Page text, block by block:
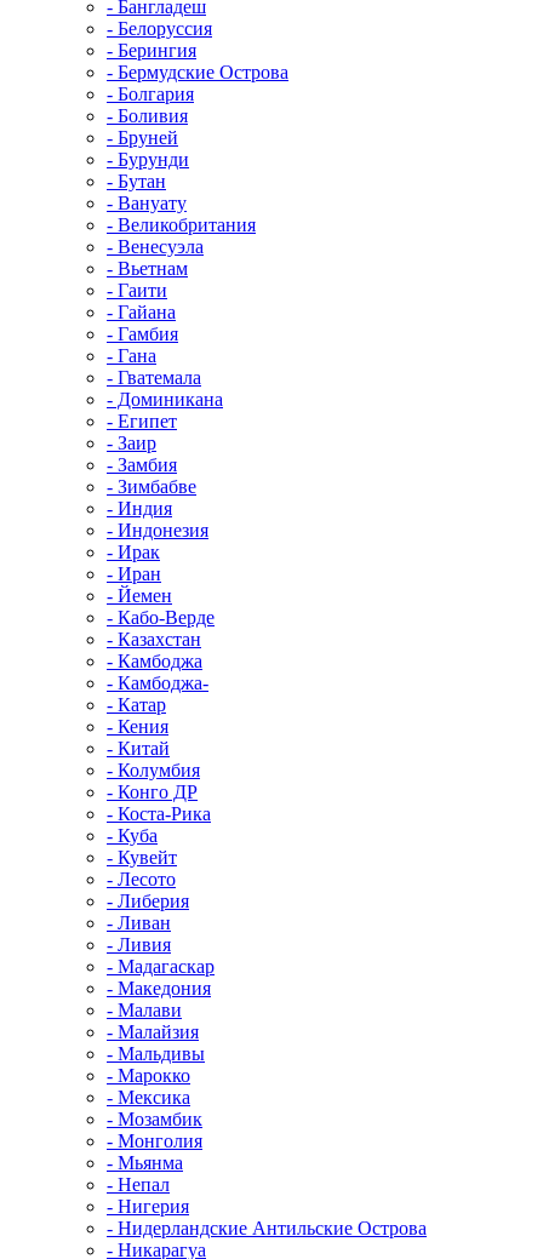
- Бангладеш
- Белоруссия
- Берингия
- Бермудские Острова
- Болгария
- Боливия
- Бруней
- Бурунди
- Бутан
- Вануату
- Великобритания
- Венесуэла
- Вьетнам
- Гаити
- Гайана
- Гамбия
- Гана
- Гватемала
- Доминикана
- Египет
- Заир
- Замбия
- Зимбабве
- Индия
- Индонезия
- Ирак
- Иран
- Йемен
- Кабо-Верде
- Казахстан
- Камбоджа
- Камбоджа-
- Катар
- Кения
- Китай
- Колумбия
- Конго ДР
- Коста-Рика
- Куба
- Кувейт
- Лесото
- Либерия
- Ливан
- Ливия
- Мадагаскар
- Македония
- Малави
- Малайзия
- Мальдивы
- Марокко
- Мексика
- Мозамбик
- Монголия
- Мьянма
- Непал
- Нигерия
- Нидерландские Антильские Острова
- Никарагуа